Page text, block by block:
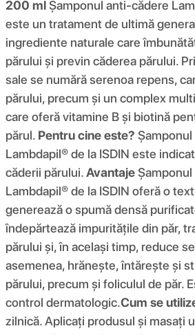
200 mlȘamponul anti-cădere
este un tratament de ultimă
ingrediente naturale care
părului și previn căderea părului.
sale se numără serenoa repens,
părului, precum și un complex
care oferă vitamine B și biotină
părul. Pentru cine este?
Lambdapil® de la ISDIN este
căderii părului.Avantaje
Lambdapil® de la ISDIN oferă o
generează o spumă densă
îndepărtează impuritățile din păr,
părului și, în același timp, reduce
asemenea, hrănește, întărește și
părului, precum și foliculul de păr.
control dermatologic.Cum se
zilnică. Aplicați produsul și masați